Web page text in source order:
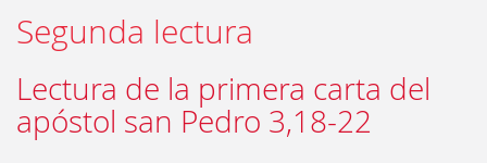
Segunda lectura
Lectura de la primera carta del
apóstol san Pedro 3,18-22